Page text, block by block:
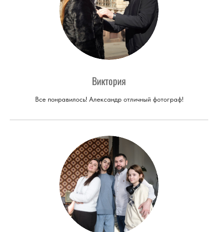
Виктория
Все понравилось! Александр отличный фотограф!